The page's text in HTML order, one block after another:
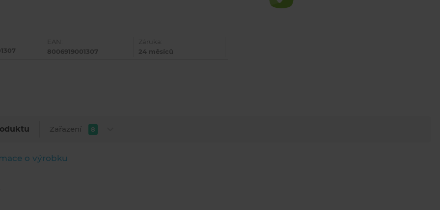
EAN:
8006919001307
Záruka:
24 měsíců
Zařazení 8
o výrobku